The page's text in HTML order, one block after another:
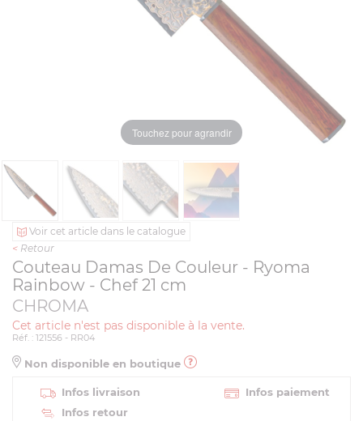
Touchez pour agrandir
Voir cet article dans le catalogue
< Retour
Couteau Damas De Couleur - Ryoma
Rainbow - Chef 21 cm
CHROMA
Cet article n'est pas disponible à la vente.
Réf. : 121556 - RR04
Non disponible en boutique
Infos livraison
Infos paiement
Infos retour